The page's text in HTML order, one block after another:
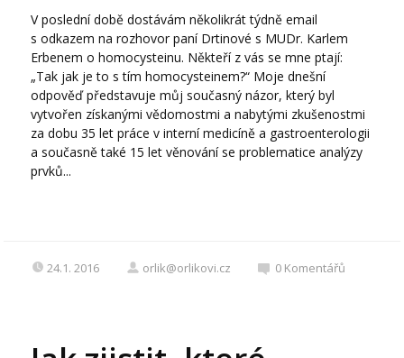
V poslední době dostávám několikrát týdně email
s odkazem na rozhovor paní Drtinové s MUDr. Karlem
Erbenem o homocysteinu. Někteří z vás se mne ptají:
„Tak jak je to s tím homocysteinem?“ Moje dnešní
odpověď představuje můj současný názor, který byl
vytvořen získanými vědomostmi a nabytými zkušenostmi
za dobu 35 let práce v interní medicíně a gastroenterologii
a současně také 15 let věnování se problematice analýzy
prvků...
24.1. 2016 orlik@orlikovi.cz 0 Komentářů